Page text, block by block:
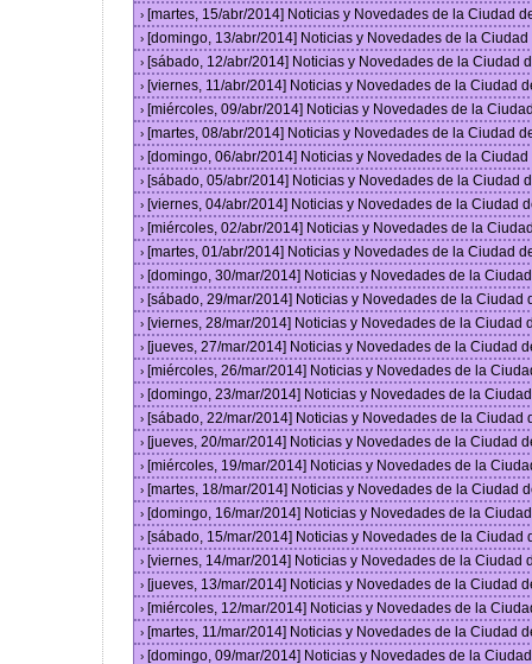
› [martes, 15/abr/2014] Noticias y Novedades de la Ciudad
› [domingo, 13/abr/2014] Noticias y Novedades de la
› [sábado, 12/abr/2014] Noticias y Novedades de la Ciudad
› [viernes, 11/abr/2014] Noticias y Novedades de la Ciudad
› [miércoles, 09/abr/2014] Noticias y Novedades de la
› [martes, 08/abr/2014] Noticias y Novedades de la Ciudad
› [domingo, 06/abr/2014] Noticias y Novedades de la
› [sábado, 05/abr/2014] Noticias y Novedades de la Ciudad
› [viernes, 04/abr/2014] Noticias y Novedades de la Ciudad
› [miércoles, 02/abr/2014] Noticias y Novedades de la
› [martes, 01/abr/2014] Noticias y Novedades de la Ciudad
› [domingo, 30/mar/2014] Noticias y Novedades de la
› [sábado, 29/mar/2014] Noticias y Novedades de la Ciudad
› [viernes, 28/mar/2014] Noticias y Novedades de la Ciudad
› [jueves, 27/mar/2014] Noticias y Novedades de la Ciudad
› [miércoles, 26/mar/2014] Noticias y Novedades de la
› [domingo, 23/mar/2014] Noticias y Novedades de la
› [sábado, 22/mar/2014] Noticias y Novedades de la Ciudad
› [jueves, 20/mar/2014] Noticias y Novedades de la Ciudad
› [miércoles, 19/mar/2014] Noticias y Novedades de la
› [martes, 18/mar/2014] Noticias y Novedades de la Ciudad
› [domingo, 16/mar/2014] Noticias y Novedades de la
› [sábado, 15/mar/2014] Noticias y Novedades de la Ciudad
› [viernes, 14/mar/2014] Noticias y Novedades de la Ciudad
› [jueves, 13/mar/2014] Noticias y Novedades de la Ciudad
› [miércoles, 12/mar/2014] Noticias y Novedades de la
› [martes, 11/mar/2014] Noticias y Novedades de la Ciudad
› [domingo, 09/mar/2014] Noticias y Novedades de la